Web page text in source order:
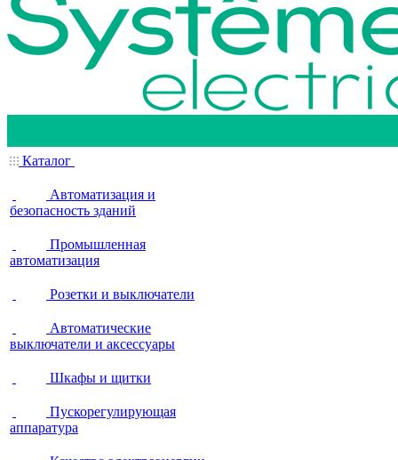
Каталог
Автоматизация и
безопасность зданий
Промышленная
автоматизация
Розетки и выключатели
Автоматические
выключатели и аксессуары
Шкафы и щитки
Пускорегулирующая
аппаратура